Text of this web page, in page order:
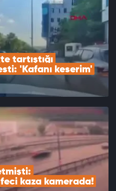
tartıştığı
'Kafanı keserim'
kaza kamerada!